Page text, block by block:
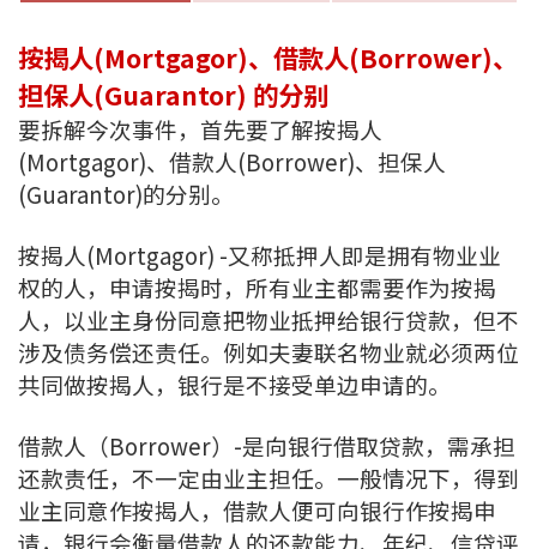
按揭人(Mortgagor)、借款人(Borrower)、
担保人(Guarantor) 的分别
要拆解今次事件，首先要了解按揭人
(Mortgagor)、借款人(Borrower)、担保人
(Guarantor)的分别。
按揭人(Mortgagor) -又称抵押人即是拥有物业业
权的人，申请按揭时，所有业主都需要作为按揭
人，以业主身份同意把物业抵押给银行贷款，但不
涉及债务偿还责任。例如夫妻联名物业就必须两位
共同做按揭人，银行是不接受单边申请的。
借款人（Borrower）-是向银行借取贷款，需承担
还款责任，不一定由业主担任。一般情况下，得到
业主同意作按揭人，借款人便可向银行作按揭申
请，银行会衡量借款人的还款能力、年纪、信贷评